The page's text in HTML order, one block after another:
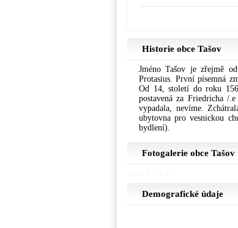
Historie obce Tašov
Jméno Tašov je zřejmě
Protasius. První písemná
Od 14, století do roku
postavená za Friedricha /
vypadala, nevíme.
ubytovna pro vesnickou
bydlení).
Fotogalerie obce Tašov
Demografické údaje